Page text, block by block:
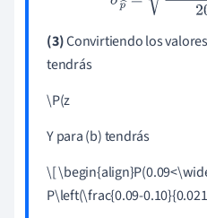
(3)Convirtiendo los
tendrás
\P(z
Y para (b) tendrás
\[
P\left(\frac{0.09-